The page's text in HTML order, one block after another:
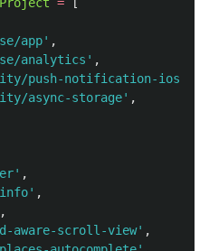
app' ,
analytics ' ,
push-notification-ios
async-storage' ,
' ,
' ,
,
aware-scroll-view' ,